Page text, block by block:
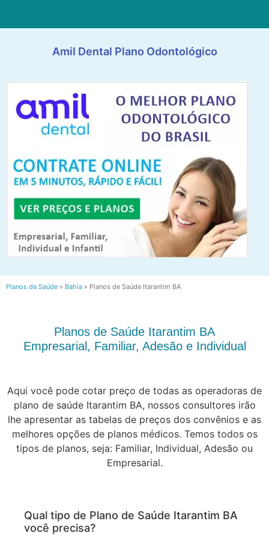
Amil Dental Plano Odontológico
Planos de Saúde » Bahia » Planos de Saúde Itarantim BA
Planos de Saúde Itarantim BA
Empresarial, Familiar, Adesão e Individual
Aqui você pode cotar preço de todas as operadoras de
plano de saúde Itarantim BA, nossos consultores irão
lhe apresentar as tabelas de preços dos convênios e as
melhores opções de planos médicos. Temos todos os
tipos de planos, seja: Familiar, Individual, Adesão ou
Empresarial.
Qual tipo de Plano de Saúde Itarantim BA
você precisa?